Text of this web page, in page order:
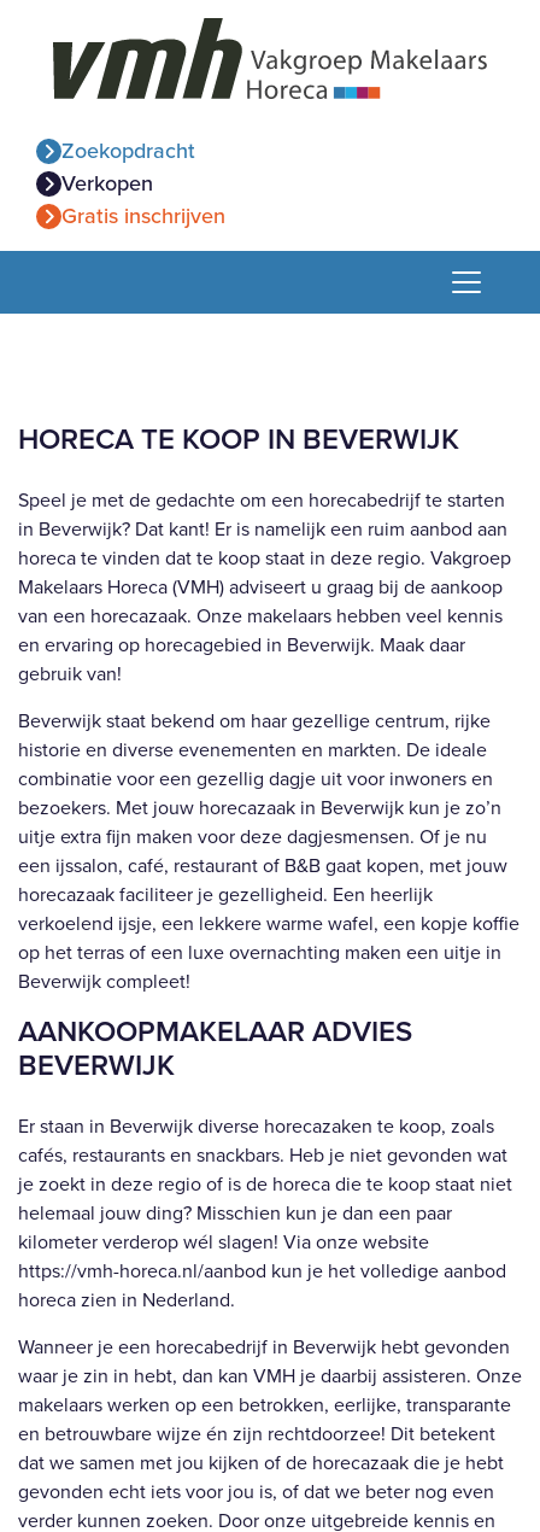
Zoekopdracht
Verkopen
Gratis inschrijven
HORECA TE KOOP IN BEVERWIJK
Speel je met de gedachte om een horecabedrijf te starten
in Beverwijk? Dat kant! Er is namelijk een ruim aanbod aan
horeca te vinden dat te koop staat in deze regio. Vakgroep
Makelaars Horeca (VMH) adviseert u graag bij de aankoop
van een horecazaak. Onze makelaars hebben veel kennis
en ervaring op horecagebied in Beverwijk. Maak daar
gebruik van!
Beverwijk staat bekend om haar gezellige centrum, rijke
historie en diverse evenementen en markten. De ideale
combinatie voor een gezellig dagje uit voor inwoners en
bezoekers. Met jouw horecazaak in Beverwijk kun je zo’n
uitje extra fijn maken voor deze dagjesmensen. Of je nu
een ijssalon, café, restaurant of B&B gaat kopen, met jouw
horecazaak faciliteer je gezelligheid. Een heerlijk
verkoelend ijsje, een lekkere warme wafel, een kopje koffie
op het terras of een luxe overnachting maken een uitje in
Beverwijk compleet!
AANKOOPMAKELAAR ADVIES
BEVERWIJK
Er staan in Beverwijk diverse horecazaken te koop, zoals
cafés, restaurants en snackbars. Heb je niet gevonden wat
je zoekt in deze regio of is de horeca die te koop staat niet
helemaal jouw ding? Misschien kun je dan een paar
kilometer verderop wél slagen! Via onze website
https://vmh-horeca.nl/aanbod kun je het volledige aanbod
horeca zien in Nederland.
Wanneer je een horecabedrijf in Beverwijk hebt gevonden
waar je zin in hebt, dan kan VMH je daarbij assisteren. Onze
makelaars werken op een betrokken, eerlijke, transparante
en betrouwbare wijze én zijn rechtdoorzee! Dit betekent
dat we samen met jou kijken of de horecazaak die je hebt
gevonden echt iets voor jou is, of dat we beter nog even
verder kunnen zoeken. Door onze uitgebreide kennis en